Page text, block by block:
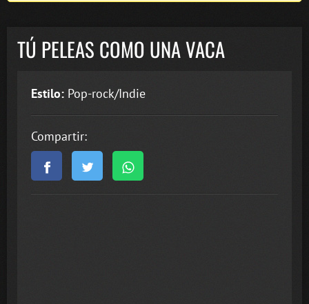
TÚ PELEAS COMO UNA VACA
Estilo: Pop-rock/Indie
Compartir: